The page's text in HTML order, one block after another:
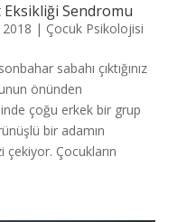
Sendromu
| Çocuk Psikolojisi
sabahı çıktığınız
önünden
çoğu erkek bir grup
bir adamın
çekiyor. Çocukların